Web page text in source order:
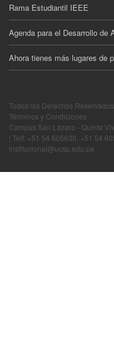
Rama Estudiantil IEEE
Agenda para el Desarrollo de
Ahora tienes más lugares de
Todos los Derechos
Términos y Condiciones
Campus San Lázaro - Quinta
| Telf: +51 54 605630, +51 54
institucional@ucsp.edu.pe